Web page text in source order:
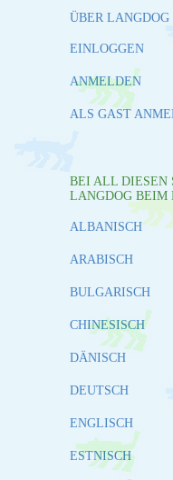
ÜBER LANGDOG
EINLOGGEN
ANMELDEN
ALS GAST
BEI ALL DIESEN
LANGDOG BEIM
ALBANISCH
ARABISCH
BULGARISCH
CHINESISCH
DÄNISCH
DEUTSCH
ENGLISCH
ESTNISCH